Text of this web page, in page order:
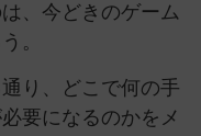
、今どきのゲーム
。
り、どこで何の手
要になるのかをメ